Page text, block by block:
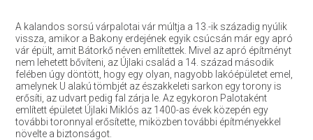
A kalandos sorsú várpalotai vár múltja a 13.-ik századig nyúlik
vissza, amikor a Bakony erdejének egyik csúcsán már egy apró
vár épült, amit Bátorkő néven említettek. Mivel az apró építményt
nem lehetett bővíteni, az Újlaki család a 14. század második
felében úgy döntött, hogy egy olyan, nagyobb lakóépületet emel,
amelynek U alakú tömbjét az északkeleti sarkon egy torony is
erősíti, az udvart pedig fal zárja le. Az egykoron Palotaként
említett épületet Újlaki Miklós az 1400-as évek közepén egy
további toronnyal erősítette, miközben további építményekkel
növelte a biztonságot.